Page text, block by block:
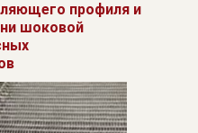
профиля и
шоковой